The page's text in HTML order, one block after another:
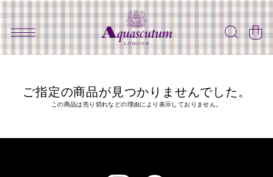
ご指定の商品が見つかりませんでした。
この商品は売り切れなどの理由により表示しておりません。